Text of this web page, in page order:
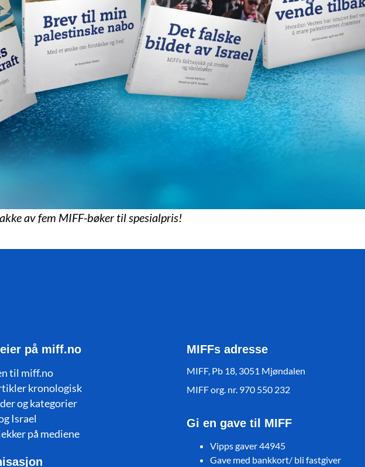
av fem MIFF-bøker til spesialpris!
på miff.no
til miff.no
kronologisk
og kategorier
Israel
på mediene
MIFFs adresse
MIFF, Pb 18, 3051 Mjøndalen
MIFF org. nr. 970 550 232
Gi en gave til MIFF
Vipps gaver 44945
Gave med bankkort/ bli fastgiver